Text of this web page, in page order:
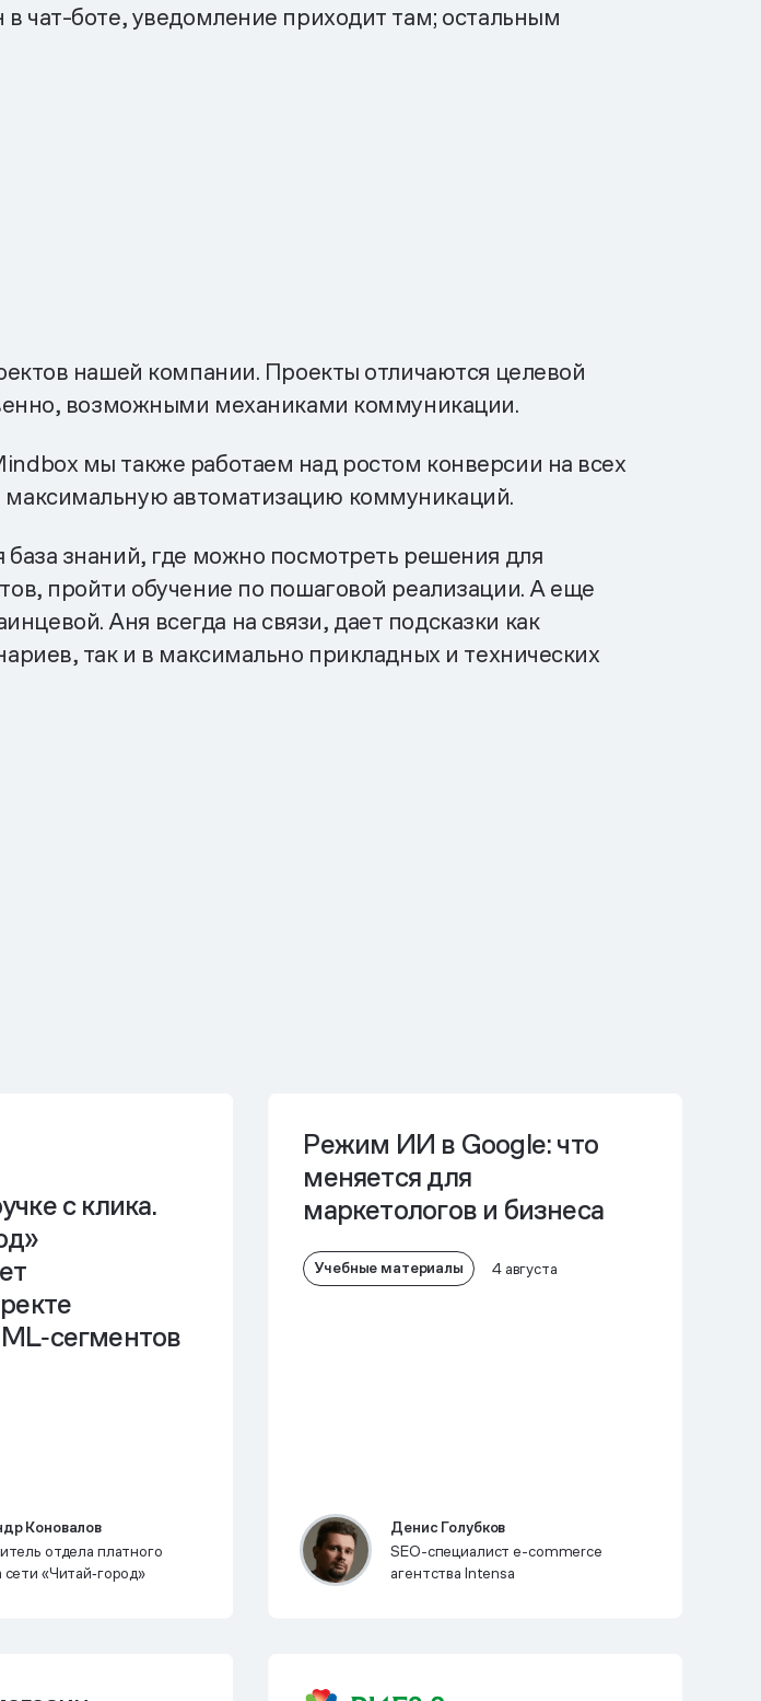
чат-боте, уведомление приходит там; остальным
нашей компании. Проекты отличаются целевой
возможными механиками коммуникации.
мы также работаем над ростом конверсии на всех
автоматизацию коммуникаций.
знаний, где можно посмотреть решения для
пройти обучение по пошаговой реализации. А еще
Аня всегда на связи, дает подсказки как
так и в максимально прикладных и технических
с клика.
Коновалов
отдела платного
«Читай‑город»
Режим ИИ в Google: что
меняется для
маркетологов и бизнеса
Учебные материалы 4 августа
Денис Голубков
SEO-специалист e-commerce
агентства Intensa